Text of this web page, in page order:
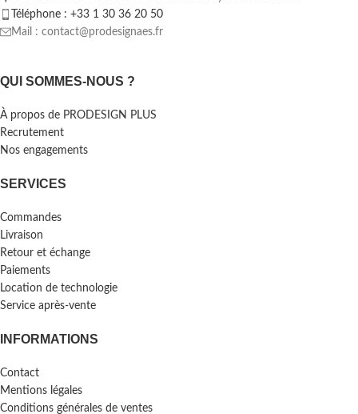
Téléphone : +33 1 30 36 20 50
Mail : contact@prodesignaes.fr
QUI SOMMES-NOUS ?
À propos de PRODESIGN PLUS
Recrutement
Nos engagements
SERVICES
Commandes
Livraison
Retour et échange
Paiements
Location de technologie
Service après-vente
INFORMATIONS
Contact
Mentions légales
Conditions générales de ventes